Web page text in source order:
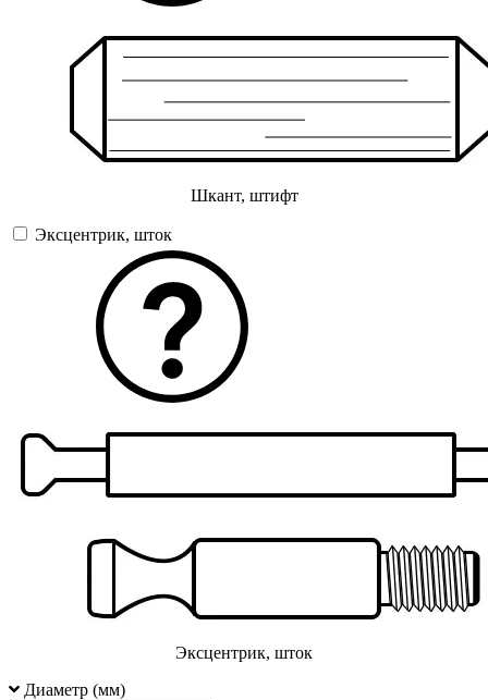
Шкант, штифт
Эксцентрик, шток
Эксцентрик, шток
Диаметр (мм)